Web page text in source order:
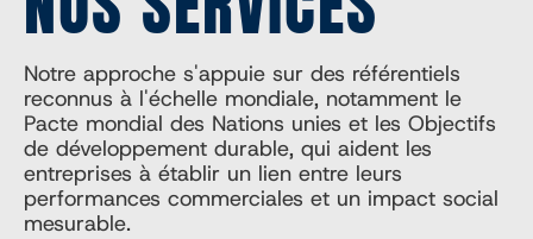
Notre approche s'appuie sur des référentiels
reconnus à l'échelle mondiale, notamment le
Pacte mondial des Nations unies et les Objectifs
de développement durable, qui aident les
entreprises à établir un lien entre leurs
performances commerciales et un impact social
mesurable.